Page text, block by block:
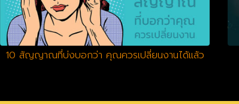
10 สัญญาณที่บ่งบอกว่า คุณควรเปลี่ยนงานได้แล้ว